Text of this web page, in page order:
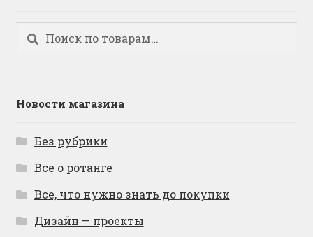
Искать:
Поиск
Новости магазина
Без рубрики
Все о ротанге
Все, что нужно знать до покупки
Дизайн — проекты